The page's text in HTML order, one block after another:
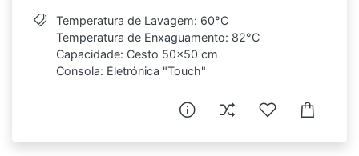
Temperatura de Lavagem: 60°C
Temperatura de Enxaguamento: 82°C
Capacidade: Cesto 50x50 cm
Consola: Eletrónica "Touch"